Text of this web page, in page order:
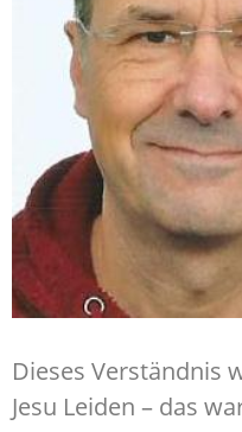
Dieses Verständnis
Jesu Leiden – das